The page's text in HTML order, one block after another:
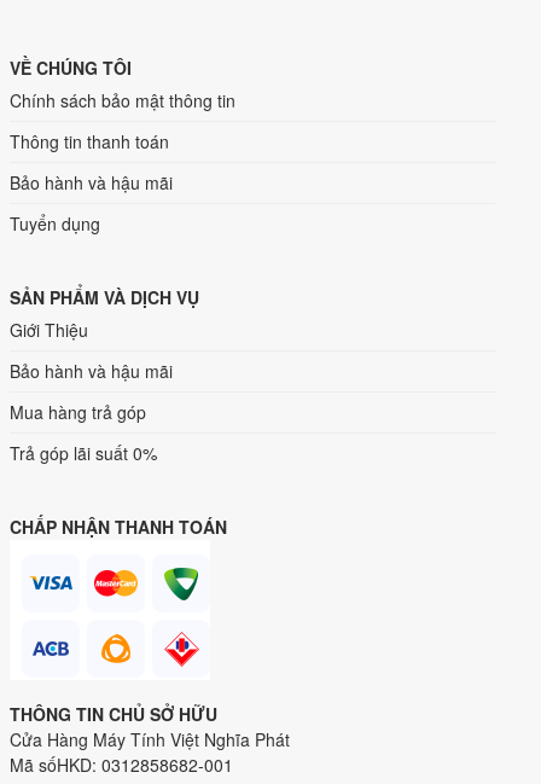
VỀ CHÚNG TÔI
Chính sách bảo mật thông tin
Thông tin thanh toán
Bảo hành và hậu mãi
Tuyển dụng
SẢN PHẨM VÀ DỊCH VỤ
Giới Thiệu
Bảo hành và hậu mãi
Mua hàng trả góp
Trả góp lãi suất 0%
CHẤP NHẬN THANH TOÁN
THÔNG TIN CHỦ SỞ HỮU
Cửa Hàng Máy Tính Việt Nghĩa Phát
Mã sốHKD: 0312858682-001